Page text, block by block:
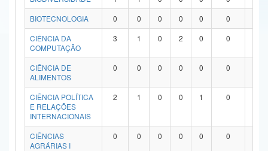
Advocacia-Geral da União
Banco Central do Brasil
BIOTECNOLOGIA
0 0 0 0 0 0
CIÊNCIA DA
COMPUTAÇÃO
3 1 0 2 0 0
CIÊNCIA DE
ALIMENTOS
0 0 0 0 0 0
CIÊNCIA POLÍTICA
E RELAÇÕES
INTERNACIONAIS
2 1 0 0 1 0
CIÊNCIAS
AGRÁRIAS I
0 0 0 0 0 0